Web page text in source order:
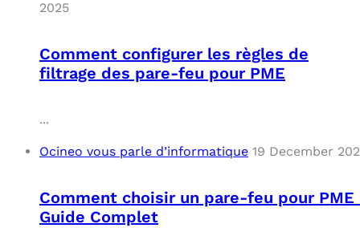
2025
Comment configurer les règles de
filtrage des pare-feu pour PME
...
Ocineo vous parle d’informatique 19 December
Comment choisir un pare-feu pour PME
Guide Complet